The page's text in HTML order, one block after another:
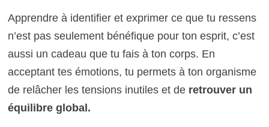
Apprendre à identifier et exprimer ce que tu ressens
n’est pas seulement bénéfique pour ton esprit, c’est
aussi un cadeau que tu fais à ton corps. En
acceptant tes émotions, tu permets à ton organisme
de relâcher les tensions inutiles et de retrouver un
équilibre global.